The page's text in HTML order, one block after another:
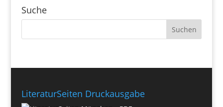
Suche
LiteraturSeiten Druckausgabe